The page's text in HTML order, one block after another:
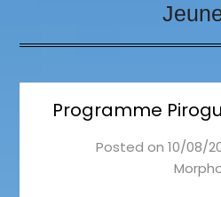
Programme
Posted on 10/08/